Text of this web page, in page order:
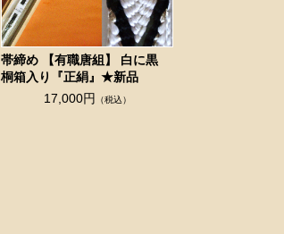
帯締め 【有職唐組】 白に黒
桐箱入り『正絹』★新品
17,000円 （税込）